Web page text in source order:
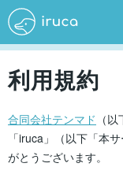
利用規約
合同会社テンマド （
「iruca」（以下「本
がとうございます。